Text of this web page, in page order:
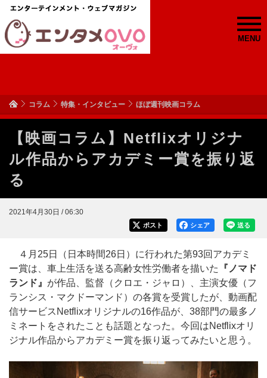
MENU
コラム 特集・インタビュー ほぼ週刊映画コラム
【映画コラム】Netflixオリジナ
ル作品からアカデミー賞を振り返
る
2021年4月30日 / 06:30
送る
シェア
ポスト
４月25日（日本時間26日）に行われた第93回アカデミ
ー賞は、車上生活を送る高齢女性労働者を描いた
『ノマド
ランド』 が作品、監督（クロエ・ジャロ）、主演女優（フ
ランシス・マクドーマンド）の各賞を受賞したが、動画配
信サービスNetflixオリジナルの16作品が、38部門の最多ノ
ミネートをされたことも話題となった。今回はNetflixオリ
ジナル作品からアカデミー賞を振り返ってみたいと思う。